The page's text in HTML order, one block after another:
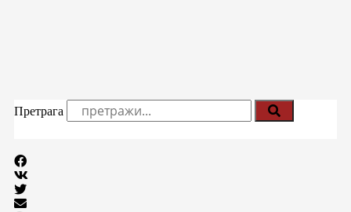
Претрага